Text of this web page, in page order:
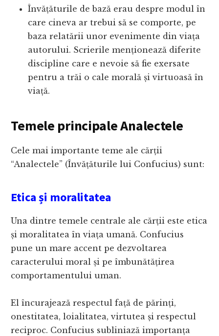
Învățăturile de bază erau despre modul în
care cineva ar trebui să se comporte, pe
baza relatării unor evenimente din viața
autorului. Scrierile menționează diferite
discipline care e nevoie să fie exersate
pentru a trăi o cale morală și virtuoasă în
viață.
Temele principale Analectele
Cele mai importante teme ale cărții
“Analectele” (Învățăturile lui Confucius) sunt:
Etica și moralitatea
Una dintre temele centrale ale cărții este etica
și moralitatea în viața umană. Confucius
pune un mare accent pe dezvoltarea
caracterului moral și pe îmbunătățirea
comportamentului uman.
El încurajează respectul față de părinți,
onestitatea, loialitatea, virtutea și respectul
reciproc. Confucius subliniază importanța